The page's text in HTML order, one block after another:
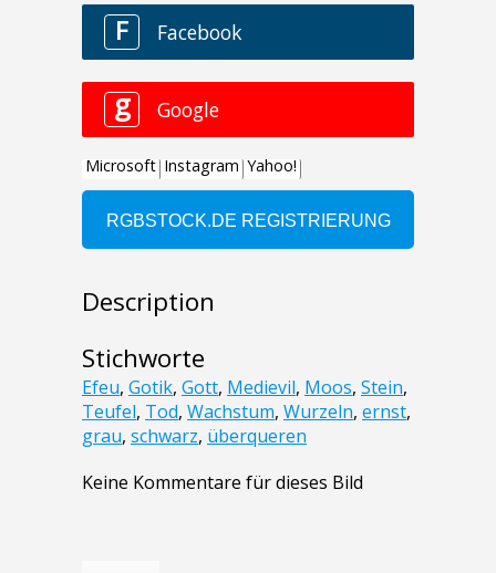
Description
Stichworte
Efeu, Gotik, Gott, Medievil, Moos, Stein,
Teufel, Tod, Wachstum, Wurzeln, ernst,
grau, schwarz, überqueren
Keine Kommentare für dieses Bild